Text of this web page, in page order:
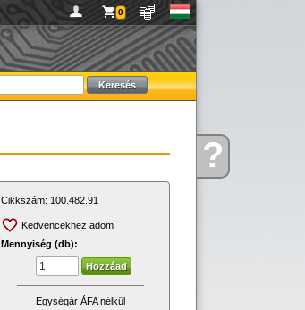
Kérdése?
0
Cikkszám: 100.482.91
Kedvencekhez adom
Mennyiség (db):
Egységár ÁFA nélkül